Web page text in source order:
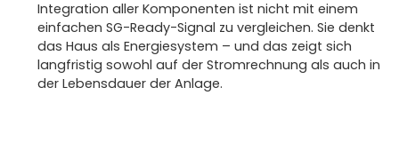
Integration aller Komponenten ist nicht mit einem
einfachen SG-Ready-Signal zu vergleichen. Sie denkt
das Haus als Energiesystem – und das zeigt sich
langfristig sowohl auf der Stromrechnung als auch in
der Lebensdauer der Anlage.